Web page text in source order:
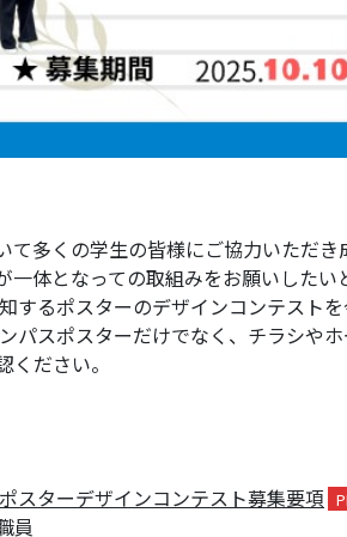
多くの学生の皆様にご協力いただき
体となっての取組みをお願いしたい
るポスターのデザインコンテスト
スポスターだけでなく、チラシや
ださい。
スターデザインコンテスト募集要項
員